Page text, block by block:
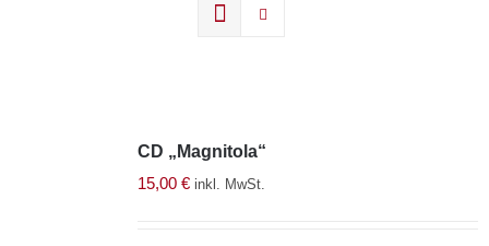
CD „Magnitola“
15,00 € inkl. MwSt.